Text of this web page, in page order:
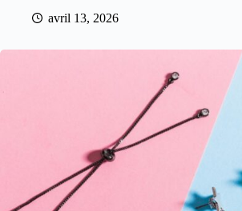
avril 13, 2026